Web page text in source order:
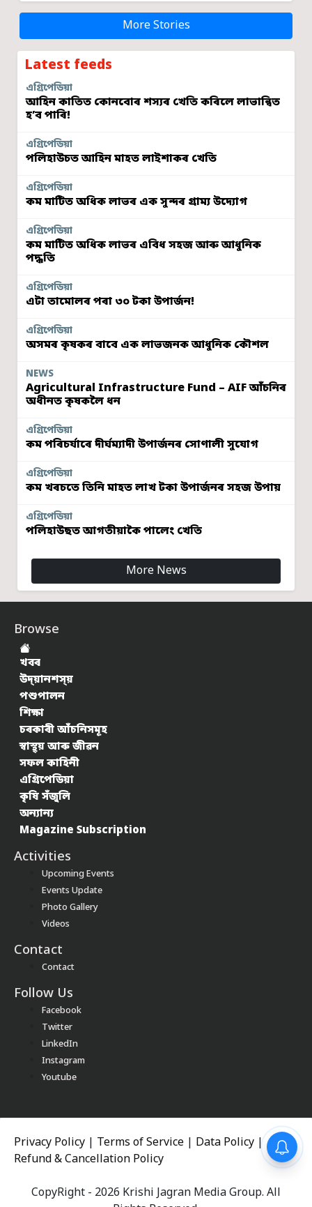
More Stories
Latest feeds
এগ্ৰিপেডিয়া
আহিন কাতিত কোনবোৰ শস্যৰ খেতি কৰিলে লাভান্বিত
হ’ব পাৰি!
এগ্ৰিপেডিয়া
পলিহাউচত আহিন মাহত লাইশাকৰ খেতি
এগ্ৰিপেডিয়া
কম মাটিত অধিক লাভৰ এক সুন্দৰ গ্ৰাম্য উদ্যোগ
এগ্ৰিপেডিয়া
কম মাটিত অধিক লাভৰ এবিধ সহজ আৰু আধুনিক
পদ্ধতি
এগ্ৰিপেডিয়া
এটা তামোলৰ পৰা ৩০ টকা উপাৰ্জন!
এগ্ৰিপেডিয়া
অসমৰ কৃষকৰ বাবে এক লাভজনক আধুনিক কৌশল
NEWS
Agricultural Infrastructure Fund – AIF আঁচনিৰ
অধীনত কৃষকলৈ ধন
এগ্ৰিপেডিয়া
কম পৰিচৰ্যাৰে দীৰ্ঘম্যাদী উপাৰ্জনৰ সোণালী সুযোগ
এগ্ৰিপেডিয়া
কম খৰচতে তিনি মাহত লাখ টকা উপাৰ্জনৰ সহজ উপায়
এগ্ৰিপেডিয়া
পলিহাউছত আগতীয়াকৈ পালেং খেতি
More News
Browse
খবৰ
উদ্য়ানশস্য়
পশুপালন
শিক্ষা
চৰকাৰী আঁচনিসমূহ
স্বাস্থ্য় আৰু জীৱন
সফল কাহিনী
এগ্ৰিপেডিয়া
কৃষি সঁজুলি
অন্যান্য
Magazine Subscription
Activities
Upcoming Events
Events Update
Photo Gallery
Videos
Contact
Contact
Follow Us
Facebook
Twitter
LinkedIn
Instagram
Youtube
Privacy Policy Terms of Service Data Policy |
Refund & Cancellation Policy
CopyRight - 2026 Krishi Jagran Media Group. All